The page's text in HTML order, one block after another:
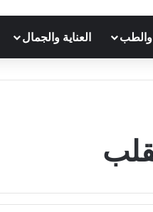
العناية والجمال